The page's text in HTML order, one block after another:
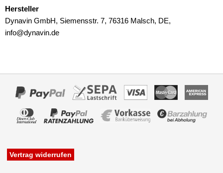
Hersteller
Dynavin GmbH, Siemensstr. 7, 76316 Malsch, DE,
info@dynavin.de
Vertrag widerrufen